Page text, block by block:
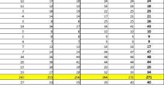
Osiedla w każdą środę...